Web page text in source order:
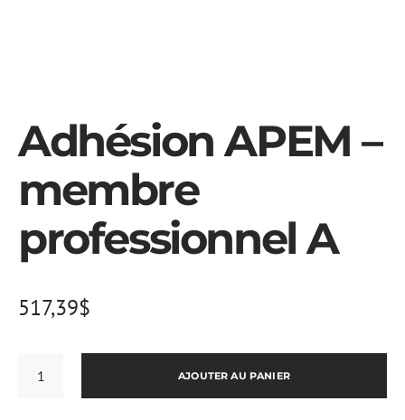
Adhésion APEM –
membre
professionnel A
517,39$
AJOUTER AU PANIER